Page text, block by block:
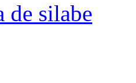
de silabe